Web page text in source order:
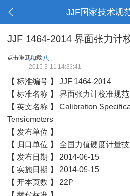
JJF国家技术规
JJF 1464-2014 界面张力计
点击重新加载
八一八
2015-3-11 14:33:41
【 标准编号 】 JJF 1464-2014
【 标准名称 】 界面张力计校准规范
【 英文名称 】 Calibration
Tensiometers
【 发布单位 】
【 归口单位 】 全国力值硬度计量
【 发布日期 】 2014-06-15
【 实施日期 】 2014-09-15
【 开本页数 】 22P